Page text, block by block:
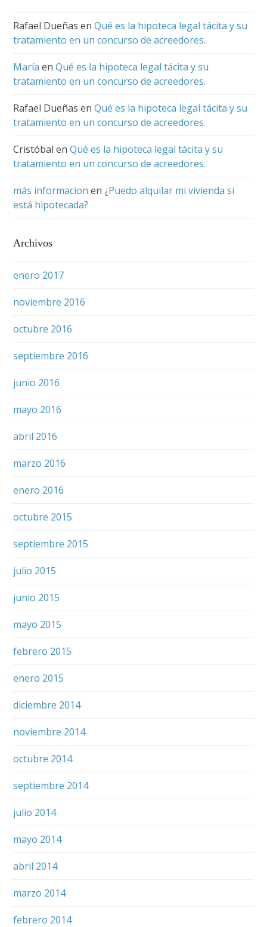
Rafael Dueñas enQué es la hipoteca legal tácita y su
tratamiento en un concurso de acreedores.
María enQué es la hipoteca legal tácita y su
tratamiento en un concurso de acreedores.
Rafael Dueñas enQué es la hipoteca legal tácita y su
tratamiento en un concurso de acreedores.
Cristóbal enQué es la hipoteca legal tácita y su
tratamiento en un concurso de acreedores.
más informacion en¿Puedo alquilar mi vivienda si
está hipotecada?
Archivos
enero 2017
noviembre 2016
octubre 2016
septiembre 2016
junio 2016
mayo 2016
abril 2016
marzo 2016
enero 2016
octubre 2015
septiembre 2015
julio 2015
junio 2015
mayo 2015
febrero 2015
enero 2015
diciembre 2014
noviembre 2014
octubre 2014
septiembre 2014
julio 2014
mayo 2014
abril 2014
marzo 2014
febrero 2014